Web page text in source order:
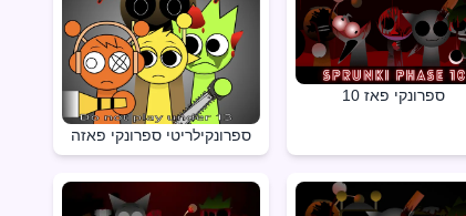
ספרונקילריטי ספרונקי פאזה
ספרונקי פאז 10